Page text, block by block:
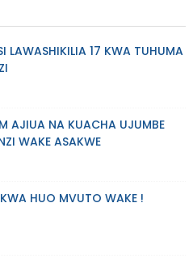
LAWASHIKILIA 17 KWA TUHUMA
AJIUA NA KUACHA UJUMBE
WAKE ASAKWE
HUO MVUTO WAKE !